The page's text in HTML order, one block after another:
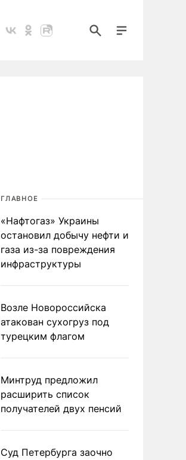
ГЛАВНОЕ
«Нафтогаз» Украины
остановил добычу нефти и
газа из-за повреждения
инфраструктуры
Возле Новороссийска
атакован сухогруз под
турецким флагом
Минтруд предложил
расширить список
получателей двух пенсий
Суд Петербурга заочно